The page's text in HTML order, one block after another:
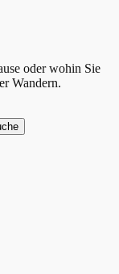
oder wohin Sie
Wandern.